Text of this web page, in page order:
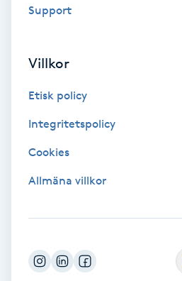
Cryoterapi
Damklippning
Diamantslipning
Support
Villkor
Etisk policy
Integritetspolicy
Cookies
Allmäna villkor